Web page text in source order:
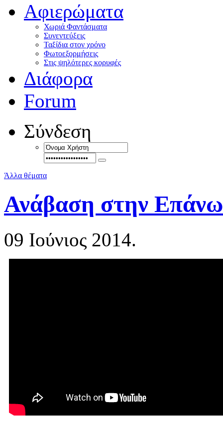
Αφιερώματα
Χωριά Φαντάσματα
Συνεντεύξεις
Ταξίδια στον χρόνο
Φωτοεξορμήσεις
Στις ψηλότερες κορυφές
Διάφορα
Forum
Σύνδεση
Άλλα θέματα
Ανάβαση στην
09 Ιούνιος 2014.